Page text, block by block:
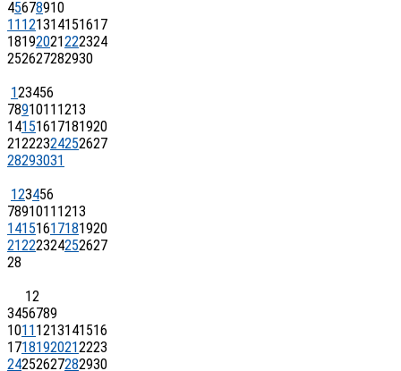
45678910
11121314151617
18192021222324
252627282930
123456
78910111213
14151617181920
21222324252627
28293031
123456
78910111213
14151617181920
21222324252627
28
12
3456789
10111213141516
17181920212223
24252627282930